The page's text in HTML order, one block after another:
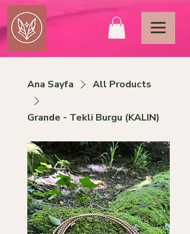
Ana Sayfa All Products
Grande - Tekli Burgu (KALIN)